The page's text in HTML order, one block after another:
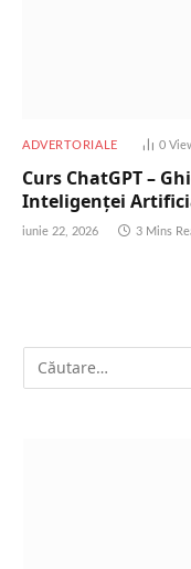
ADVERTORIALE 0
Curs ChatGPT –
Inteligenței
iunie 22, 2026 3 Mins